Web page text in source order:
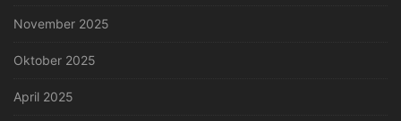
November 2025
Oktober 2025
April 2025